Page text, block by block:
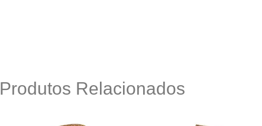
Produtos Relacionados